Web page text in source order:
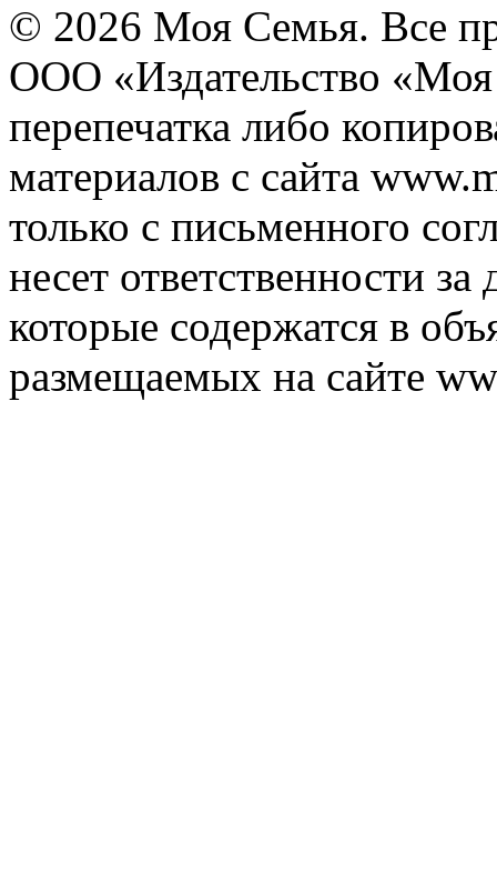
© 2026 Моя Семья. Все
ООО «Издательство
перепечатка либо
материалов с сайта
только с письменного
несет ответственности
которые содержатся в
размещаемых на сайте